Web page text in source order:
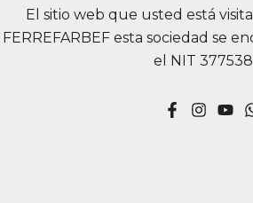
El sitio web que usted está
FERREFARBEF esta sociedad se
el NIT